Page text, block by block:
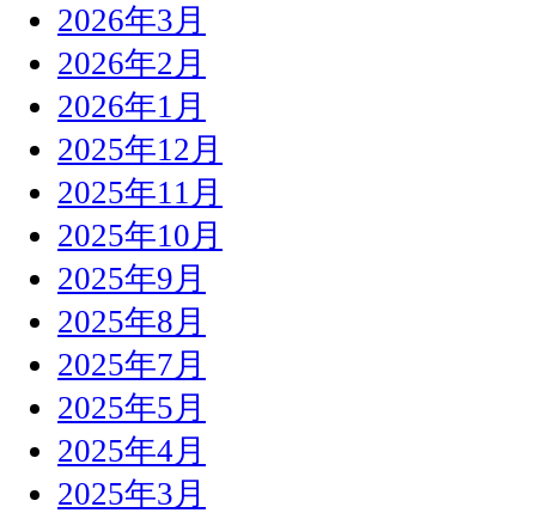
2026年3月
2026年2月
2026年1月
2025年12月
2025年11月
2025年10月
2025年9月
2025年8月
2025年7月
2025年5月
2025年4月
2025年3月